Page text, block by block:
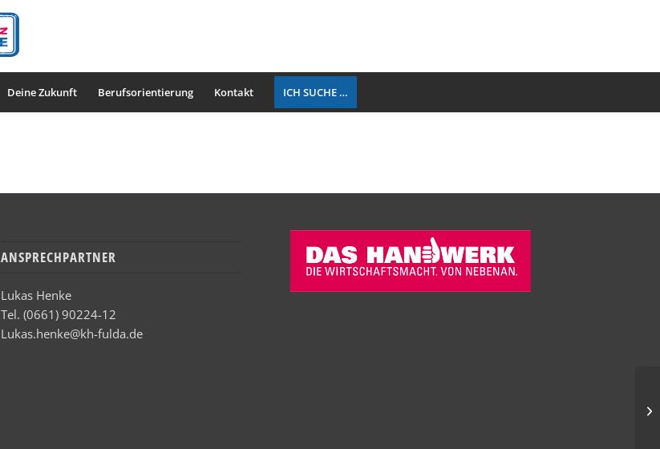
Deine Zukunft Berufsorientierung Kontakt ICH SUCHE …
ANSPRECHPARTNER
Lukas Henke
Tel. (0661) 90224-12
Lukas.henke@kh-fulda.de